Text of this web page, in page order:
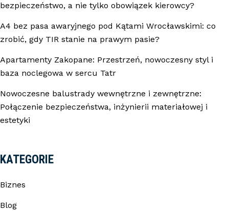
bezpieczeństwo, a nie tylko obowiązek kierowcy?
A4 bez pasa awaryjnego pod Kątami Wrocławskimi: co
zrobić, gdy TIR stanie na prawym pasie?
Apartamenty Zakopane: Przestrzeń, nowoczesny styl i
baza noclegowa w sercu Tatr
Nowoczesne balustrady wewnętrzne i zewnętrzne:
Połączenie bezpieczeństwa, inżynierii materiałowej i
estetyki
KATEGORIE
Biznes
Blog